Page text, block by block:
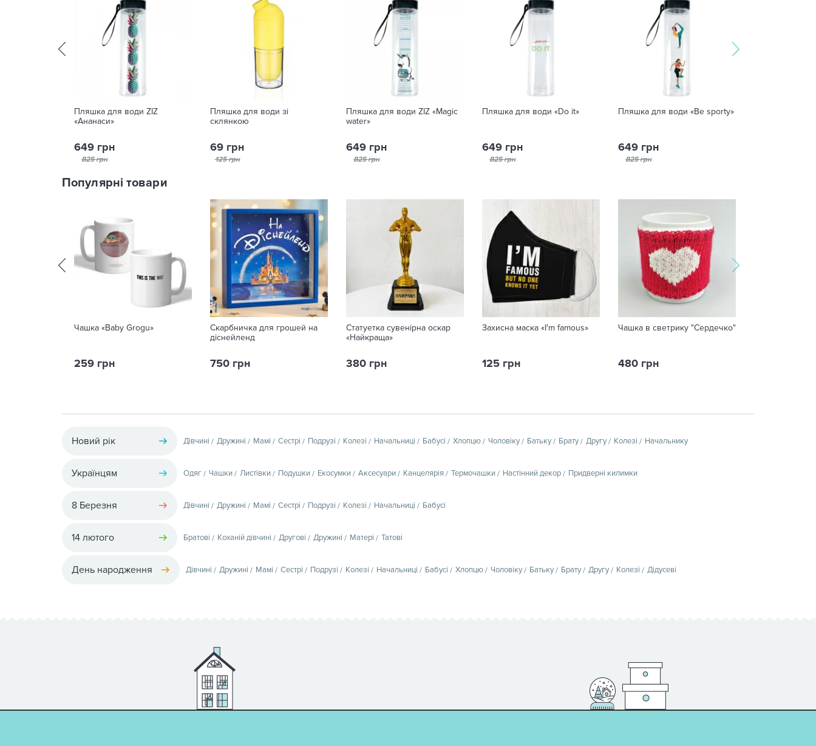
Пляшка для води ZIZ
«Ананаси»
649 грн
825 грн
Пляшка для води зі
склянкою
69 грн
125 грн
Пляшка для води ZIZ «Magic
water»
649 грн
825 грн
Пляшка для води «Do it»
649 грн
825 грн
Пляшка для води «Be sporty»
649 грн
825 грн
Популярні товари
Чашка «Baby Grogu»
259 грн
Скарбничка для грошей на
діснейленд
750 грн
Статуетка сувенірна оскар
«Найкраща»
380 грн
Захисна маска «I'm famous»
125 грн
Чашка в светрику "Сердечко"
480 грн
Новий рік Дівчині Дружині Мамі Сестрі Подрузі Колезі Начальниці Бабусі Хлопцю Чоловіку Батьку Брату Другу Колезі Начальнику
Українцям Одяг Чашки Листівки Подушки Екосумки Аксесуари Канцелярія Термочашки Настінний декор Придверні килимки
8 Березня Дівчині Дружині Мамі Сестрі Подрузі Колезі Начальниці Бабусі
14 лютого Братові Коханій дівчині Другові Дружині Матері Татові
День народження Дівчині Дружині Мамі Сестрі Подрузі Колезі Начальниці Бабусі Хлопцю Чоловіку Батьку Брату Другу Колезі Дідусеві